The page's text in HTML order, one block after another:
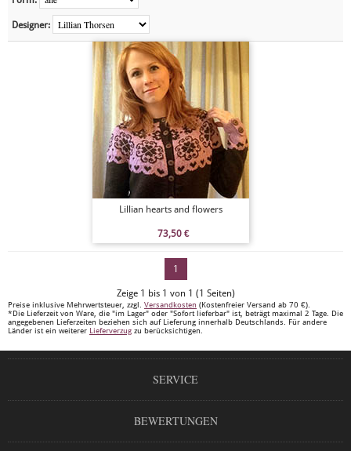
Designer:
Lillian hearts and flowers
73,50 €
1
Zeige 1 bis 1 von 1 (1 Seiten)
Preise inklusive Mehrwertsteuer, zzgl. Versandkosten (Kostenfreier Versand ab 70 €).
*Die Lieferzeit von Ware, die "im Lager" oder "Sofort lieferbar" ist, beträgt maximal 2 Tage. Die
angegebenen Lieferzeiten beziehen sich auf Lieferung innerhalb Deutschlands. Für andere
Länder ist ein weiterer Lieferverzug zu berücksichtigen.
SERVICE
BEWERTUNGEN